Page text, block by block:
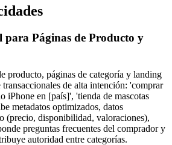
para Páginas de Producto y
producto, páginas de categoría y landing
transaccionales de alta intención: 'comprar
iPhone en [país]', 'tienda de mascotas
metadatos optimizados, datos
(precio, disponibilidad, valoraciones),
preguntas frecuentes del comprador y
autoridad entre categorías.